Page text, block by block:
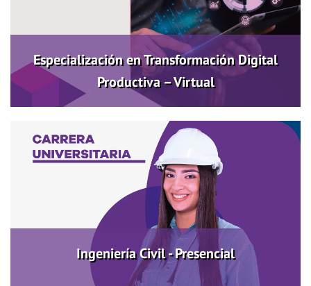
Especialización en Transformación Digital
Productiva – Virtual
Productiva – Virtual
Más información
Ingeniería Civil - Presencial
Ingeniería Civil - Presencial
Más información